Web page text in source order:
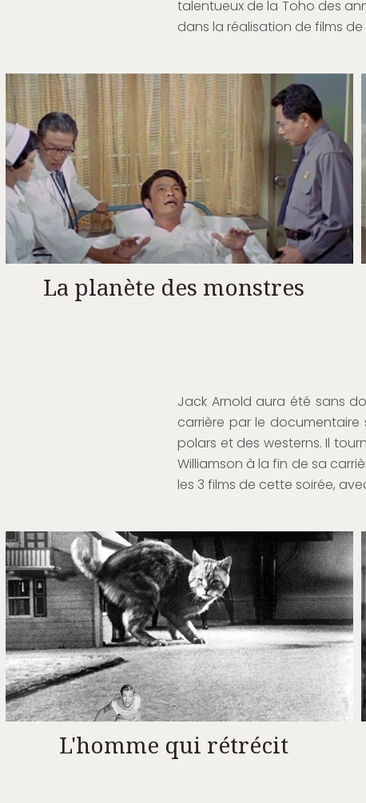
talentueux de la Toho des
dans la réalisation de films
La planète des monstres
Jack Arnold aura été sans
carrière par le documentaire
polars et des westerns. Il
Williamson à la fin de sa
les 3 films de cette soirée,
L'homme qui rétrécit